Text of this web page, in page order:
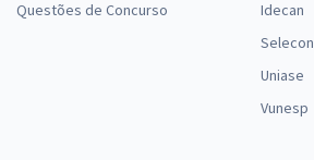
Questões de Concurso
Idecan
Selecon
Uniase
Vunesp